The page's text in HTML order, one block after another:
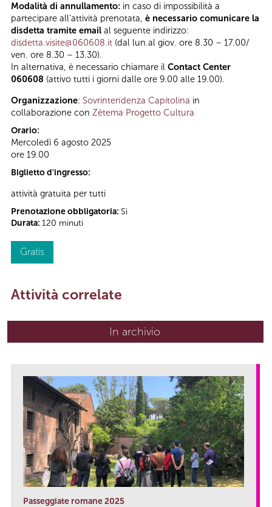
Modalità di annullamento: in caso di impossibilità a
partecipare all’attività prenotata, è necessario comunicare la
disdetta tramite email al seguente indirizzo:
disdetta.visite@060608.it (dal lun.al giov. ore 8.30 – 17.00/
ven. ore 8.30 – 13.30).
In alternativa, è necessario chiamare il Contact Center
060608 (attivo tutti i giorni dalle ore 9.00 alle 19.00).
Organizzazione: Sovrintendenza Capitolina in
collaborazione con Zètema Progetto Cultura
Orario:
Mercoledì 6 agosto 2025
ore 19.00
Biglietto d'ingresso:
attività gratuita per tutti
Prenotazione obbligatoria: Sì
Durata: 120 minuti
Gratis
Attività correlate
In archivio
Passeggiate romane 2025